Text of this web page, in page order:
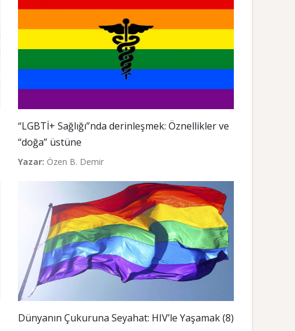
“LGBTİ+ Sağlığı”nda derinleşmek: Öznellikler ve
“doğa” üstüne
Yazar: Özen B. Demir
Dünyanın Çukuruna Seyahat: HIV’le Yaşamak (8)